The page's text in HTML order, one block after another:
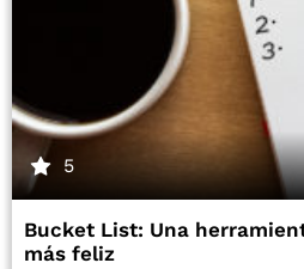
5
Bucket List: Una
más feliz